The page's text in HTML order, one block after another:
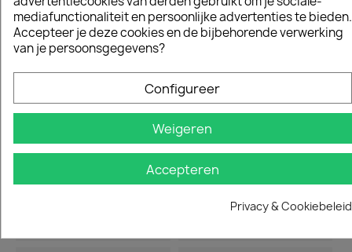
Botssensor Ja
Maximale Helling
Prestaties Bij De
Niveauverschil Voor
Grensdraad
20%
mediafunctionaliteit en persoonlijke advertenties te bieden.
Accepteer je deze cookies en de bijbehorende verwerking
van je persoonsgegevens?
Configureer
Weigeren
Accepteren
Privacy & Cookiebeleid